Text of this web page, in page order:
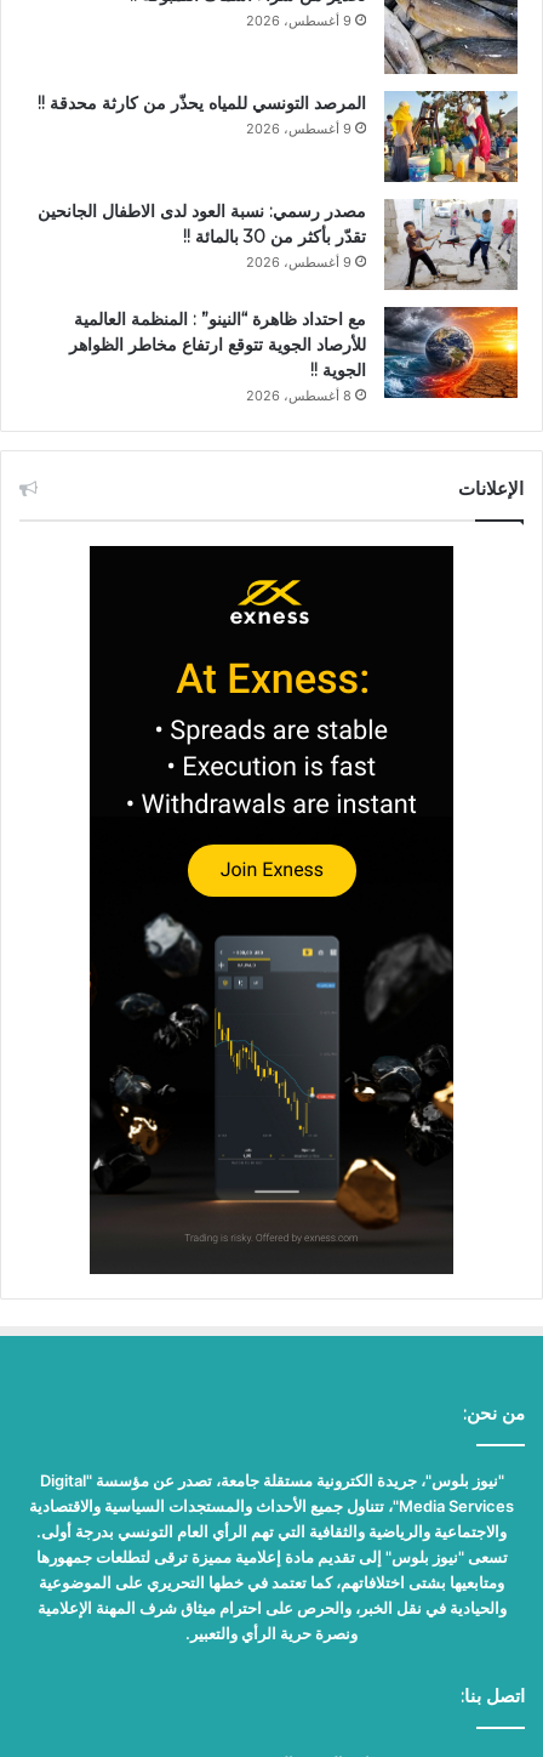
9 أغسطس، 2026
المرصد التونسي للمياه يحذّر من كارثة محدقة !!
9 أغسطس، 2026
مصدر رسمي: نسبة العود لدى الاطفال الجانحين
تقدّر بأكثر من 30 بالمائة !!
9 أغسطس، 2026
مع احتداد ظاهرة “النينو” : المنظمة العالمية
للأرصاد الجوية تتوقع ارتفاع مخاطر الظواهر
الجوية !!
8 أغسطس، 2026
الإعلانات
من نحن:
"نيوز بلوس"، جريدة الكترونية مستقلة جامعة، تصدر عن مؤسسة "Digital
Media Services"، تتناول جميع الأحداث والمستجدات السياسية والاقتصادية
والاجتماعية والرياضية والثقافية التي تهم الرأي العام التونسي بدرجة أولى.
تسعى "نيوز بلوس" إلى تقديم مادة إعلامية مميزة ترقى لتطلعات جمهورها
ومتابعيها بشتى اختلافاتهم، كما تعتمد في خطها التحريري على الموضوعية
والحيادية في نقل الخبر، والحرص على احترام ميثاق شرف المهنة الإعلامية
ونصرة حرية الرأي والتعبير.
اتصل بنا: